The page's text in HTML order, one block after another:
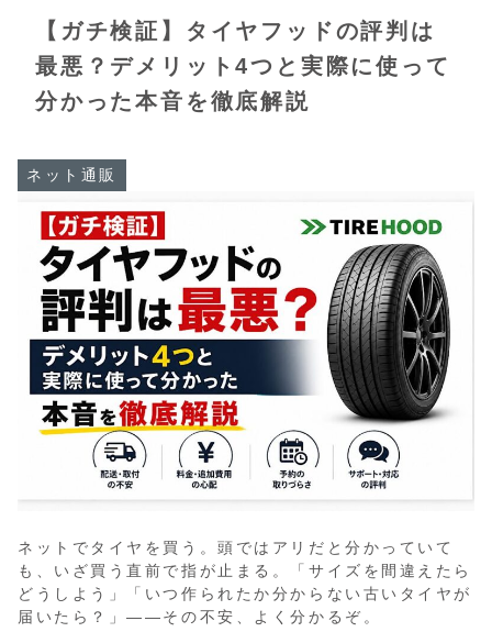
【ガチ検証】タイヤフッドの評判は
最悪？デメリット4つと実際に使って
分かった本音を徹底解説
ネット通販
ネットでタイヤを買う。頭ではアリだと分かっていて
も、いざ買う直前で指が止まる。「サイズを間違えたら
どうしよう」「いつ作られたか分からない古いタイヤが
届いたら？」——その不安、よく分かるぞ。